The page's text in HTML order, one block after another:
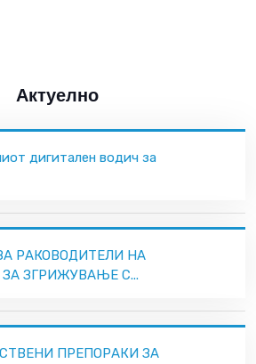
Актуелно
дигитален водич за
РАКОВОДИТЕЛИ НА
ЗГРИЖУВАЊЕ С...
ПРЕПОРАКИ ЗА